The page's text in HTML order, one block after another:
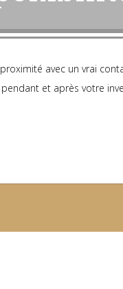
avec un vrai
et après votre